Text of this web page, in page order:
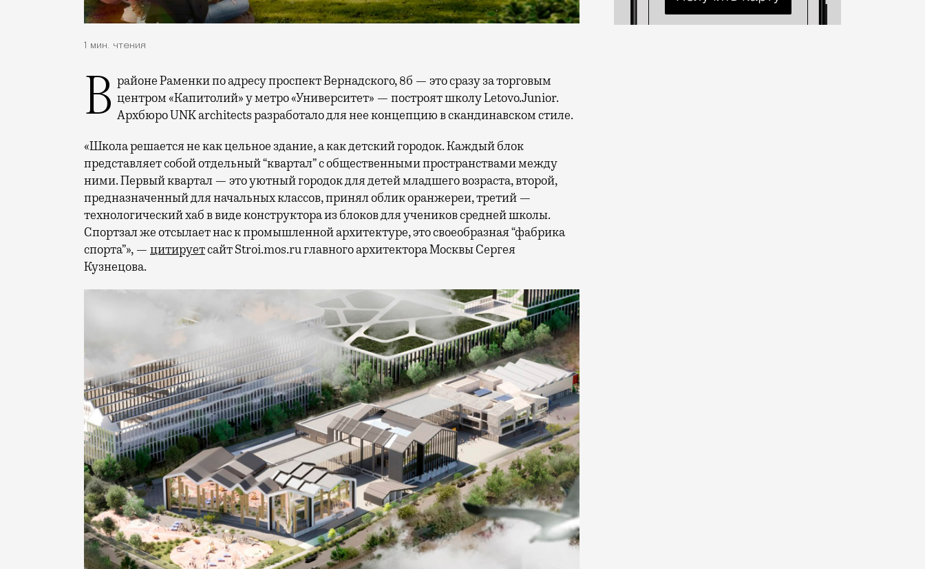
1 мин. чтения
В районе Раменки по адресу проспект Вернадского, 8б — это сразу за торговым центром «Капитолий» у метро «Университет» — построят школу Letovo.Junior.
Архбюро UNK architects разработало для нее концепцию в скандинавском стиле.
«Школа решается не как цельное здание, а как детский городок. Каждый блок
представляет собой отдельный “квартал” с общественными пространствами между
ними. Первый квартал — это уютный городок для детей младшего возраста, второй,
предназначенный для начальных классов, принял облик оранжереи, третий —
технологический хаб в виде конструктора из блоков для учеников средней школы.
Спортзал же отсылает нас к промышленной архитектуре, это своеобразная “фабрика
спорта”», — цитируетсайт Stroi.mos.ru главного архитектора Москвы Сергея
Кузнецова.